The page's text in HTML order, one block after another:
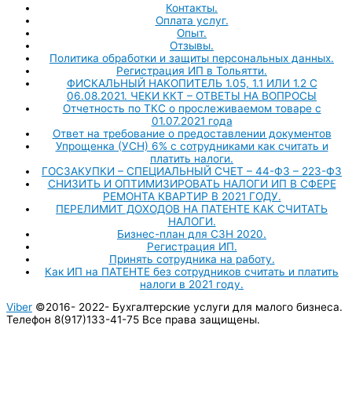
Контакты.
Оплата услуг.
Опыт.
Отзывы.
Политика обработки и защиты персональных данных.
Регистрация ИП в Тольятти.
ФИСКАЛЬНЫЙ НАКОПИТЕЛЬ 1.05, 1.1 ИЛИ 1.2 С
06.08.2021. ЧЕКИ ККТ – ОТВЕТЫ НА ВОПРОСЫ
Отчетность по ТКС о прослеживаемом товаре с
01.07.2021 года
Ответ на требование о предоставлении документов
Упрощенка (УСН) 6% с сотрудниками как считать и
платить налоги.
ГОСЗАКУПКИ – СПЕЦИАЛЬНЫЙ СЧЕТ – 44-ФЗ – 223-ФЗ
СНИЗИТЬ И ОПТИМИЗИРОВАТЬ НАЛОГИ ИП В СФЕРЕ
РЕМОНТА КВАРТИР В 2021 ГОДУ.
ПЕРЕЛИМИТ ДОХОДОВ НА ПАТЕНТЕ КАК СЧИТАТЬ
НАЛОГИ.
Бизнес-план для СЗН 2020.
Регистрация ИП.
Принять сотрудника на работу.
Как ИП на ПАТЕНТЕ без сотрудников считать и платить
налоги в 2021 году.
Viber ©2016- 2022- Бухгалтерские услуги для малого бизнеса.
Телефон 8(917)133-41-75 Все права защищены.